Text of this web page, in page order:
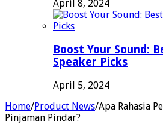
April 8, 2024
Boost Your Sound:
Speaker Picks
April 5, 2024
Home/Product News/Apa Rahasia
Pinjaman Pindar?